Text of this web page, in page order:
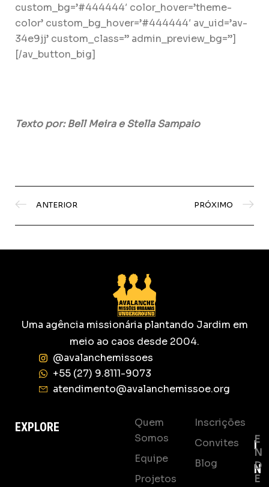
custom_bg=’#444444′ color_hover=’theme-
color’ custom_bg_hover=’#444444′ av_uid=’av-
34e9jj’ custom_class=” admin_preview_bg=”]
[/av_button_big]
Texto por:Bell Meira e Stella Sampaio
ANTERIOR PRÓXIMO
Uma agência missionária plantando Jardim em
meio ao caos desde 2004.
@avalanchemissoes
+55 (27) 9.8111-9073
atendimento@avalanchemissoe.org
EXPLORE
Quem
Somos
Equipe
Projetos
Inscrições
Convites
Blog
I
N
E
N
D
E